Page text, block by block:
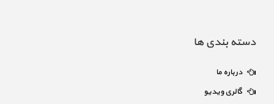
دسته بندی ها
درباره ما
گالری ویدیو